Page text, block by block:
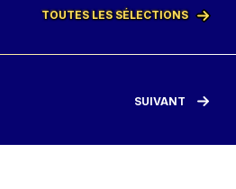
TOUTES LES SÉLECTIONS
SUIVANT